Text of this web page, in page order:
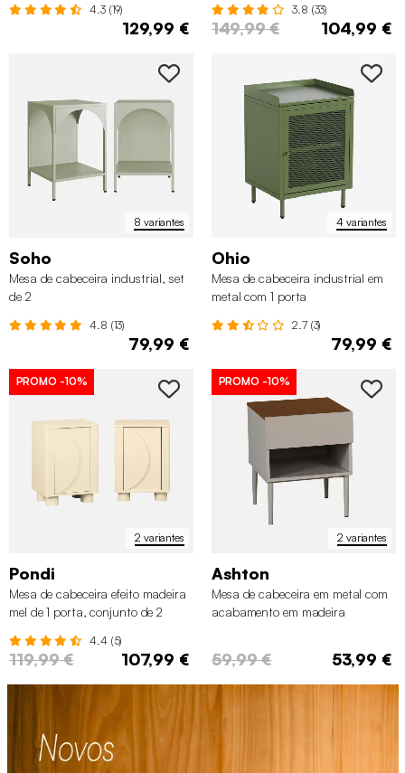
4.3 (19)
129,99 €
3.8 (33)
149,99 € 104,99 €
8 variantes
Soho
Mesa de cabeceira industrial, set
de 2
4.8 (13)
79,99 €
4 variantes
Ohio
Mesa de cabeceira industrial em
metal com 1 porta
2.7 (3)
79,99 €
2 variantes
PROMO -10%
Pondi
Mesa de cabeceira efeito madeira
mel de 1 porta, conjunto de 2
4.4 (5)
119,99 € 107,99 €
2 variantes
PROMO -10%
Ashton
Mesa de cabeceira em metal com
acabamento em madeira
59,99 € 53,99 €